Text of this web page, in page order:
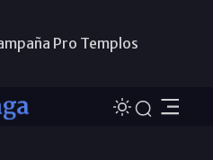
Pro Templos